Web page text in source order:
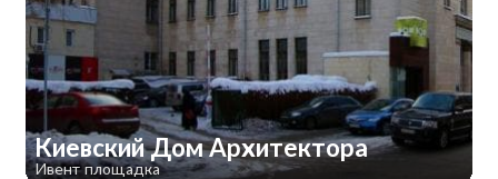
Киевский Дом Архитектора
Ивент площадка